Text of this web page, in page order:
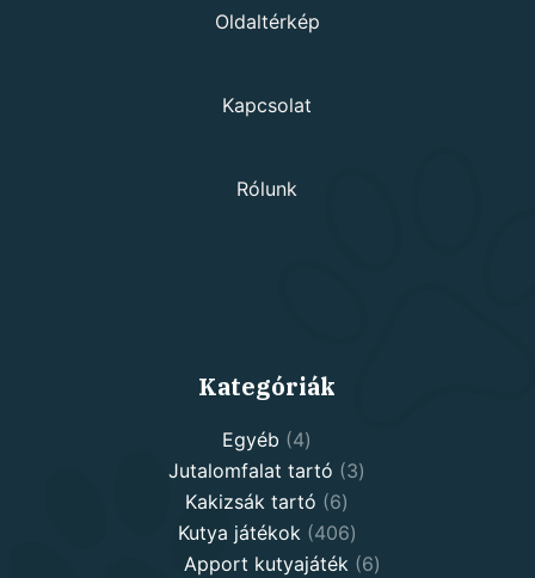
Oldaltérkép
Kapcsolat
Rólunk
Kategóriák
Egyéb 44
products
Jutalomfalat tartó 33
Kakizsák tartó 66
products
Kutya játékok 406406
products
Apport kutyajáték 66